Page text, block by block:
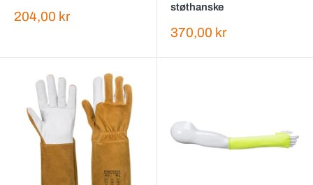
Salgspris
204,00 kr
støthanske
Salgspris
370,00 kr